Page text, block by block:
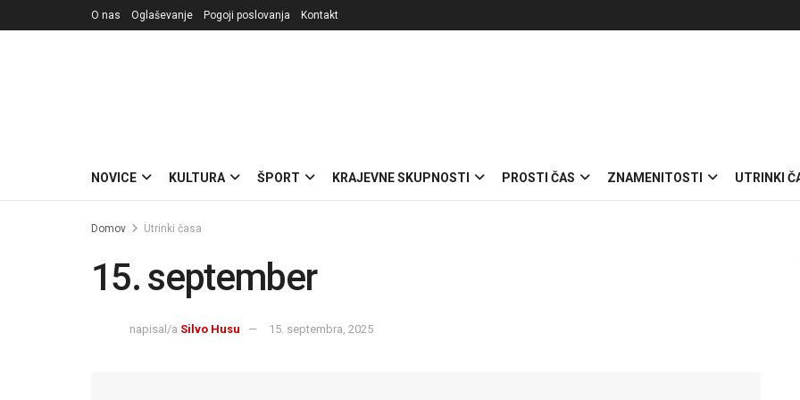
O nas Oglaševanje Pogoji poslovanja Kontakt
NOVICE KULTURA ŠPORT KRAJEVNE SKUPNOSTI PROSTI ČAS ZNAMENITOSTI UTRINKI
Domov Utrinki časa
15. september
napisal/a Silvo Husu 15. septembra, 2025